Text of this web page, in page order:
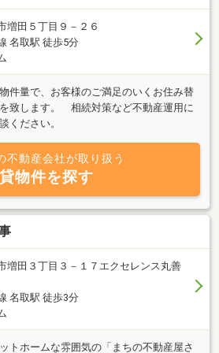
増田５丁目９－２６
名取駅 徒歩5分
件量で、お客様のご満足のいくお住み替
致します。 相続対策など不動産運用に
ください。
不動産会社が取り扱う
物件を探す
増田３丁目３－１７エクセレンス丸善
名取駅 徒歩3分
トホームな雰囲気の「まちの不動産屋さ